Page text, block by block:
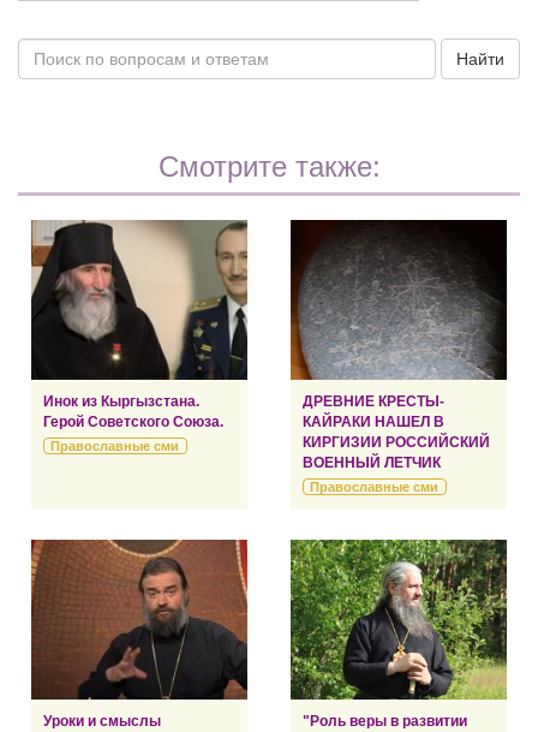
Найти
Смотрите также:
Инок из Кыргызстана.
Герой Советского Союза.
Православные сми
ДРЕВНИЕ КРЕСТЫ-
КАЙРАКИ НАШЕЛ В
КИРГИЗИИ РОССИЙСКИЙ
ВОЕННЫЙ ЛЕТЧИК
Православные сми
Уроки и смыслы
"Роль веры в развитии